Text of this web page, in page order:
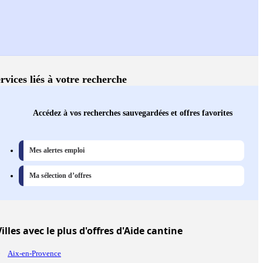
liés à votre recherche
Accédez à vos recherches sauvegardées et offres favorites
Mes alertes emploi
Ma sélection d’offres
avec le plus d'offres d'Aide cantine
Aix-en-Provence